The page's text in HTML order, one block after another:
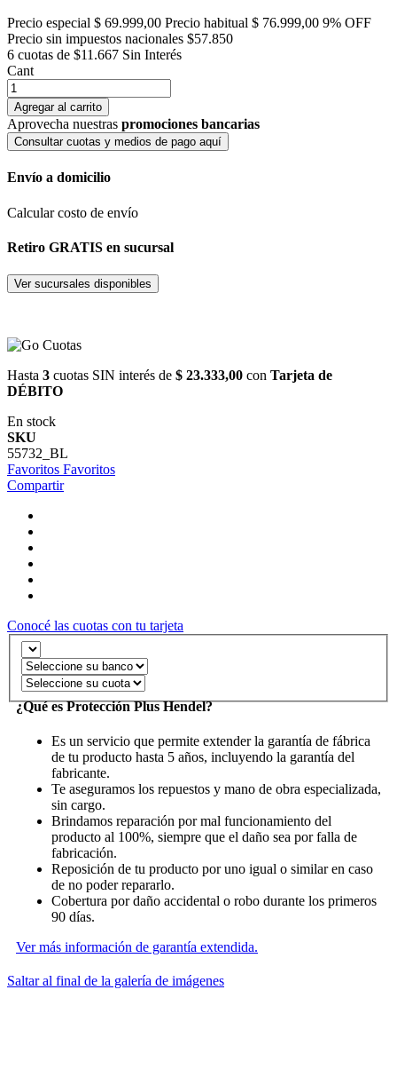
Precio especial $ 69.999,00 Precio habitual $ 76.999,00 9% OFF
Precio sin impuestos nacionales $57.850
6 cuotas de $11.667 Sin Interés
Cant
Agregar al carrito
Aprovecha nuestras promociones bancarias
Consultar cuotas y medios de pago aquí
Envío a domicilio
Calcular costo de envío
Retiro GRATIS en sucursal
Ver sucursales disponibles
Hasta 3 cuotas SIN interés de $ 23.333,00 con Tarjeta de
DÉBITO
En stock
SKU
55732_BL
Favoritos Favoritos
Compartir
Conocé las cuotas con tu tarjeta
¿Qué es Protección Plus Hendel?
Es un servicio que permite extender la garantía de fábrica
de tu producto hasta 5 años, incluyendo la garantía del
fabricante.
Te aseguramos los repuestos y mano de obra especializada,
sin cargo.
Brindamos reparación por mal funcionamiento del
producto al 100%, siempre que el daño sea por falla de
fabricación.
Reposición de tu producto por uno igual o similar en caso
de no poder repararlo.
Cobertura por daño accidental o robo durante los primeros
90 días.
Ver más información de garantía extendida.
Saltar al final de la galería de imágenes